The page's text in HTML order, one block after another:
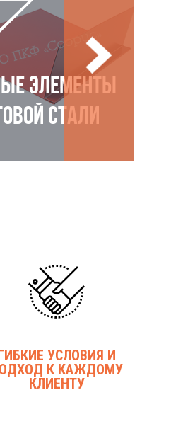
ЭЛЕМЕНТЫ
СТАЛИ
УСЛОВИЯ И
К КАЖДОМУ
КЛИЕНТУ